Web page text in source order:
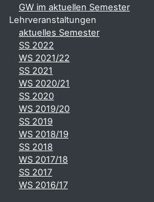
GW im aktuellen Semester
Lehrveranstaltungen
aktuelles Semester
SS 2022
WS 2021/22
SS 2021
WS 2020/21
SS 2020
WS 2019/20
SS 2019
WS 2018/19
SS 2018
WS 2017/18
SS 2017
WS 2016/17